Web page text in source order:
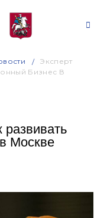
Эксперт
Бизнес В
развивать
Москве